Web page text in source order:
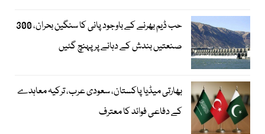
حب ڈیم بھرنے کے باوجود پانی کا سنگین بحران، 300
صنعتیں بندش کے دہانے پر پہنچ گئیں
بھارتی میڈیا پاکستان، سعودی عرب، ترکیہ معاہدے
کے دفاعی فوائد کا معترف